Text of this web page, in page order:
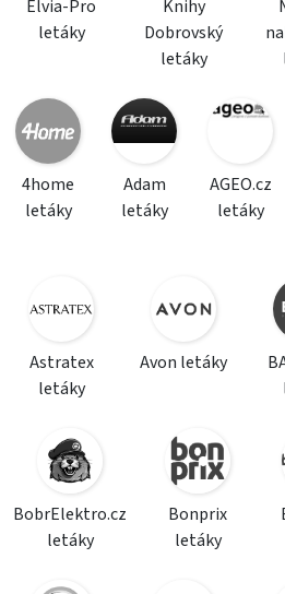
Elvia-Pro
letáky
Knihy
Dobrovský
letáky
4home
letáky
Adam
letáky
AGEO.cz
letáky
Astratex
letáky
Avon letáky
BobrElektro.cz
letáky
Bonprix
letáky